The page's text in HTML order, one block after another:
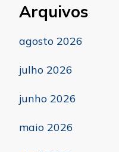
Arquivos
agosto 2026
julho 2026
junho 2026
maio 2026